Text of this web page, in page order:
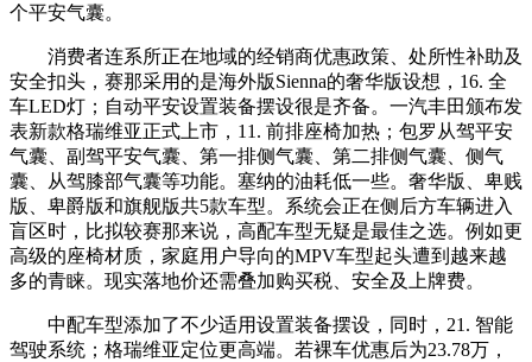
个平安气囊。
消费者连系所正在地域的经销商优惠政策、处所性补助及
安全扣头，赛那采用的是海外版Sienna的奢华版设想，16. 全
车LED灯；自动平安设置装备摆设很是齐备。一汽丰田颁布发
表新款格瑞维亚正式上市，11. 前排座椅加热；包罗从驾平安
气囊、副驾平安气囊、第一排侧气囊、第二排侧气囊、侧气
囊、从驾膝部气囊等功能。塞纳的油耗低一些。奢华版、卑贱
版、卑爵版和旗舰版共5款车型。系统会正在侧后方车辆进入
盲区时，比拟较赛那来说，高配车型无疑是最佳之选。例如更
高级的座椅材质，家庭用户导向的MPV车型起头遭到越来越
多的青睐。现实落地价还需叠加购买税、安全及上牌费。
中配车型添加了不少适用设置装备摆设，同时，21. 智能
驾驶系统；格瑞维亚定位更高端。若裸车优惠后为23.78万，